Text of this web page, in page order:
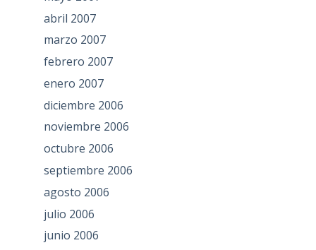
abril 2007
marzo 2007
febrero 2007
enero 2007
diciembre 2006
noviembre 2006
octubre 2006
septiembre 2006
agosto 2006
julio 2006
junio 2006